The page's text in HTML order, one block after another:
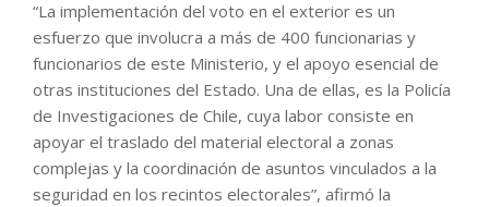
“La implementación del voto en el exterior es un
esfuerzo que involucra a más de 400 funcionarias y
funcionarios de este Ministerio, y el apoyo esencial de
otras instituciones del Estado. Una de ellas, es la Policía
de Investigaciones de Chile, cuya labor consiste en
apoyar el traslado del material electoral a zonas
complejas y la coordinación de asuntos vinculados a la
seguridad en los recintos electorales”, afirmó la